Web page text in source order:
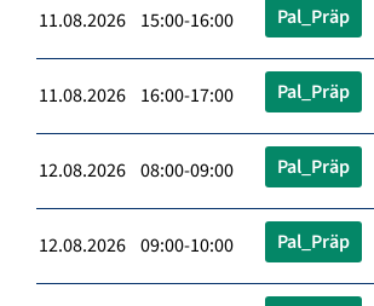
11.08.2026 15:00-16:00 Pal_Präp
11.08.2026 16:00-17:00 Pal_Präp
12.08.2026 08:00-09:00 Pal_Präp
12.08.2026 09:00-10:00 Pal_Präp